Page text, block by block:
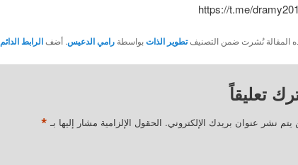
https://t.me/
المقالة نُشرت ضمن التصنيفتطوير الذاتبواسطة رامي الدعيس. أضفالرابط الدائم
تعليقاً
يتم نشر عنوان بريدك الإلكتروني. الحقول الإلزامية مشار إليها بـ *